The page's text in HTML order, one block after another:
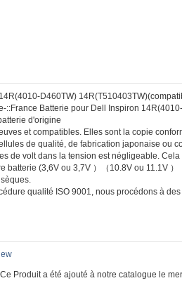
D460TW)
::France Batterie pour Dell Inspiron
d'origine
et compatibles. Elles sont la copie
de qualité, de fabrication japonaise ou
de volt dans la tension est négligeable.
batterie (3,6V ou 3,7V ）（10.8V ou 11.1V
qualité ISO 9001, nous procédons à
Ce Produit a été ajouté à notre catalogue le